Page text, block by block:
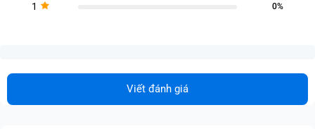
1 0%
Viết đánh giá